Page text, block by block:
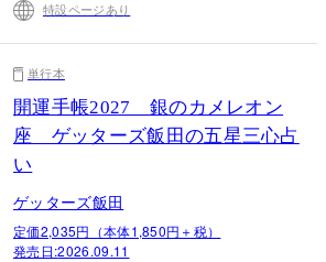
特設ページあり
単行本
開運手帳2027 銀のカメレオン
座 ゲッターズ飯田の五星三心占
い
ゲッターズ飯田
定価2,035円（本体1,850円＋税）
発売日:2026.09.11